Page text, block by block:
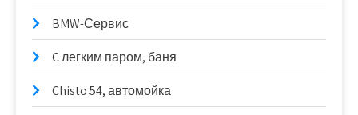
BMW-Сервис
C легким паром, баня
Chisto 54, автомойка